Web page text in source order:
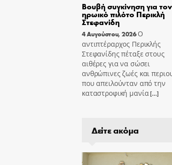
Βουβή συγκίνηση για τον
ηρωικό πιλότο Περικλή
Στεφανίδη
4 Αυγούστου, 2026Ο
αντιπτέραρχος Περικλής
Στεφανίδης πέταξε στους
αιθέρες για να σώσει
ανθρώπινες ζωές και
που απειλούνταν από την
καταστροφική μανία[…]
Δείτε ακόμα